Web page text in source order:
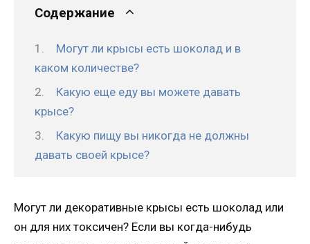
Содержание
Могут ли крысы есть шоколад и в
каком количестве?
Какую еще еду вы можете давать
крысе?
Какую пищу вы никогда не должны
давать своей крысе?
Могут ли декоративные крысы есть шоколад или
он для них токсичен? Если вы когда-нибудь